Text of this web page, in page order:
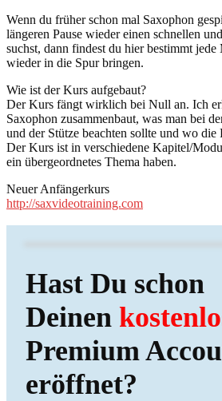
Wenn du früher schon mal Saxophon
längeren Pause wieder einen schnellen
suchst, dann findest du hier bestimmt
wieder in die Spur bringen.
Wie ist der Kurs aufgebaut?
Der Kurs fängt wirklich bei Null an. Ich
Saxophon zusammenbaut, was man bei
und der Stütze beachten sollte und wo die
Der Kurs ist in verschiedene Kapitel/
ein übergeordnetes Thema haben.
Neuer Anfängerkurs
http://saxvideotraining.com
Hast Du schon
Deinen
Premium
eröffnet?